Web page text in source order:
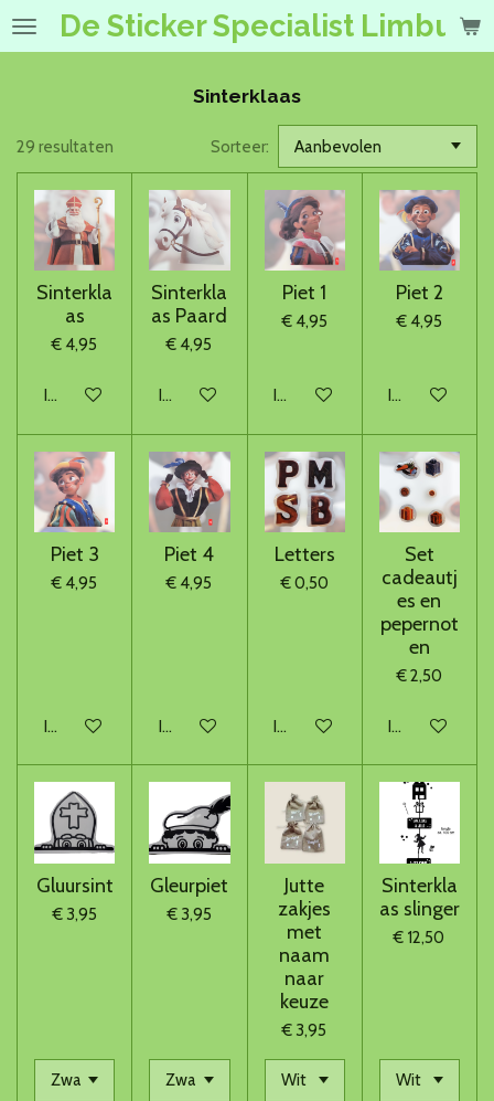
Ga
De Sticker Specialist Limburg
Sinterklaas
29 resultaten Sorteer:
Sinterkla
as
€ 4,95
In winkelwagen
Sinterkla
as Paard
€ 4,95
In winkelwagen
Piet 1
€ 4,95
In winkelwagen
Piet 2
€ 4,95
In
Piet 3
€ 4,95
In winkelwagen
Piet 4
€ 4,95
In winkelwagen
Letters
€ 0,50
In winkelwagen
Set
cadeautj
es en
pepernot
en
€ 2,50
In
Gluursint
€ 3,95
Gleurpiet
€ 3,95
Jutte
zakjes
met
naam
naar
keuze
€ 3,95
Sinterkla
as slinger
€ 12,50